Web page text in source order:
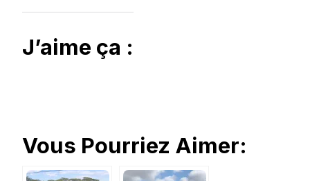
J’aime ça :
Vous Pourriez Aimer: